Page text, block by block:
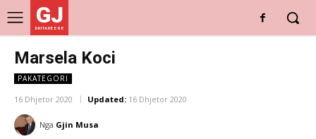
GJ
DRITARE E RE
Marsela Koci
PAKATEGORI
16 Dhjetor 2020 Updated: 16 Dhjetor 2020
Nga Gjin Musa